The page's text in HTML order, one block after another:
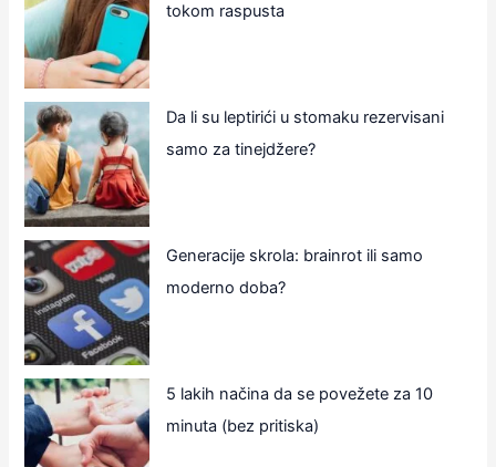
tokom raspusta
Da li su leptirići u stomaku rezervisani
samo za tinejdžere?
Generacije skrola: brainrot ili samo
moderno doba?
5 lakih načina da se povežete za 10
minuta (bez pritiska)